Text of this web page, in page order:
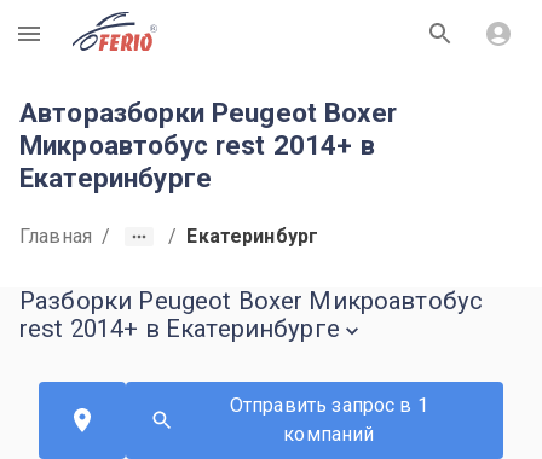
R
Авторазборки Peugeot Boxer
Микроавтобус rest 2014+ в
Екатеринбурге
Главная / / Екатеринбург
Разборки Peugeot Boxer Микроавтобус
rest 2014+ в Екатеринбурге
Отправить запрос в 1
компаний